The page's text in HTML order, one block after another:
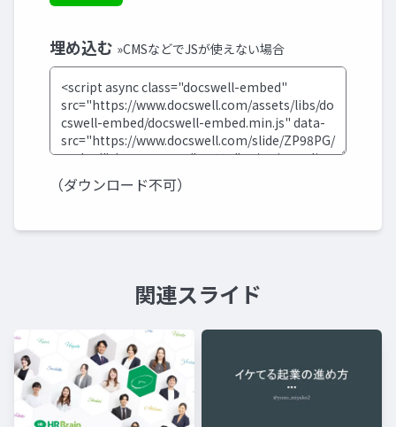
埋め込む »CMSなどでJSが使えない場合
（ダウンロード不可）
関連スライド